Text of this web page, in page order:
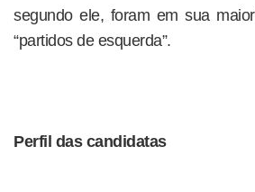
segundo ele, foram em sua
“partidos de esquerda”.
Perfil das candidatas